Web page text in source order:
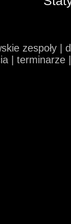
zespoły
|